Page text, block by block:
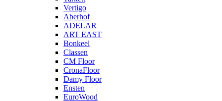
Vertigo
Aberhof
ADELAR
ART EAST
Bonkeel
Classen
CM Floor
CronaFloor
Damy Floor
Ensten
EuroWood